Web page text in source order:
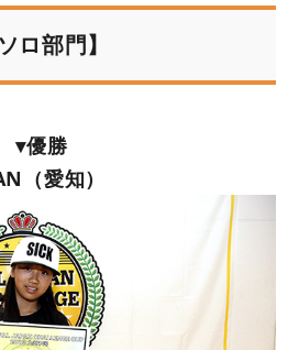
ソロ部門】
▾優勝
（愛知）